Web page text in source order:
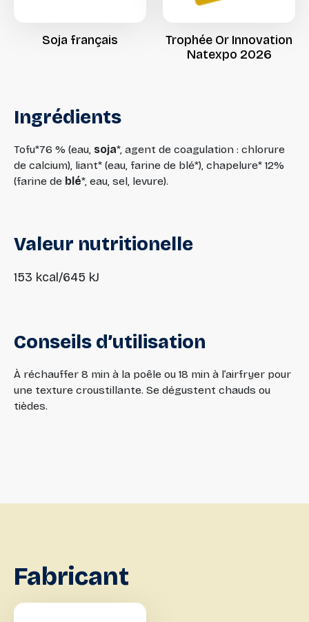
Soja français Trophée Or Innovation
Natexpo 2026
Ingrédients
Tofu*76 % (eau, soja*, agent de coagulation : chlorure
de calcium), liant* (eau, farine de blé*), chapelure* 12%
(farine de blé*, eau, sel, levure).
Valeur nutritionelle
153 kcal/645 kJ
Conseils d’utilisation
À réchauffer 8 min à la poêle ou 18 min à l’airfryer pour
une texture croustillante. Se dégustent chauds ou
tièdes.
Fabricant